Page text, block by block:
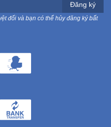
Đăng ký
đối và bạn có thể hủy đăng ký bất